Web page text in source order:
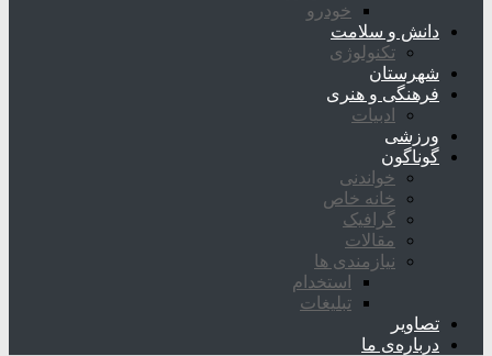
خودرو
دانش و سلامت
تکنولوژی
شهرستان
فرهنگی و هنری
ادبیات
ورزشی
گوناگون
خواندنی
خانه خاص
گرافیک
مقالات
نیازمندی ها
استخدام
تبلیغات
تصاویر
درباره‌ی ما